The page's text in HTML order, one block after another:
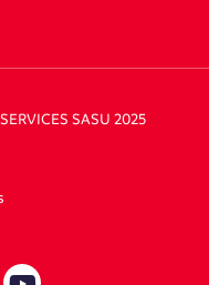
SASU 2025